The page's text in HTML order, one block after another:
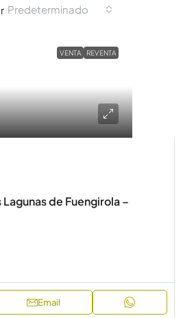
Predeterminado
VENTA REVENTA
de Fuengirola –
Email